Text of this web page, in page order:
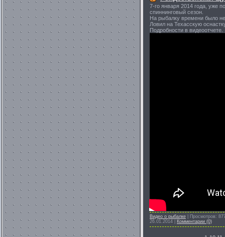
7-го января 2014 года, уже
спиннинговый сезон.
На рыбалку времени было
Ловил на Техасскую
Подробности в видеоотчете.
Видео о рыбалке Просмотров:
26.01.2014
Комментарии (0)